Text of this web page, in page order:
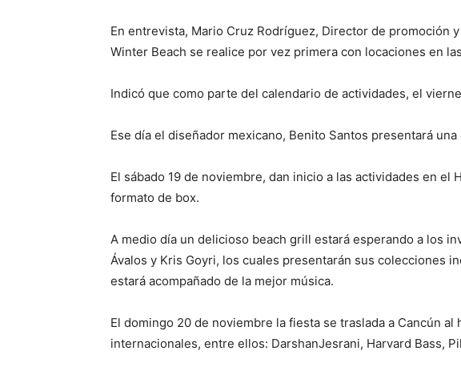
En entrevista, Mario Cruz Rodríguez, Director de
Winter Beach se realice por vez primera con locaciones en
Indicó que como parte del calendario de actividades, el
Ese día el diseñador mexicano, Benito Santos presentará
El sábado 19 de noviembre, dan inicio a las actividades en
formato de box.
A medio día un delicioso beach grill estará esperando a los
Ávalos y Kris Goyri, los cuales presentarán sus colecciones
estará acompañado de la mejor música.
El domingo 20 de noviembre la fiesta se traslada a Cancún
internacionales, entre ellos: DarshanJesrani, Harvard Bass,